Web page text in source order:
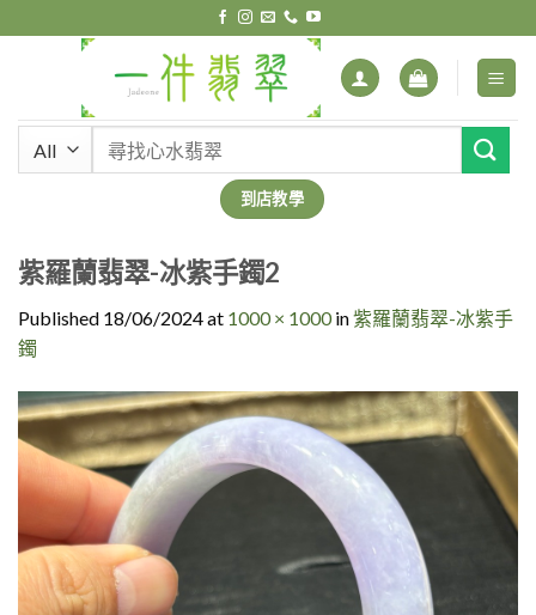
to
到店教學
紫羅蘭翡翠-冰紫手鐲2
Published 18/06/2024at 1000 × 1000in紫羅蘭翡翠-冰紫手
鐲